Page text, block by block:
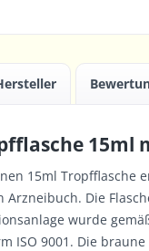
15ml
15ml Tropfflasche
Arzneibuch. Die
wurde
ISO 9001. Die braune